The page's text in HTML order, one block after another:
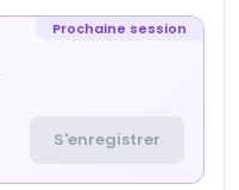
Prochaine session
S'enregistrer